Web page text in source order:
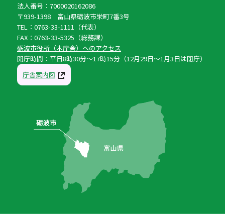
法人番号：7000020162086
〒939-1398 富山県砺波市栄町7番3号
TEL：0763-33-1111（代表）
FAX：0763-33-5325（総務課）
砺波市役所（本庁舎）へのアクセス
開庁時間：平日8時30分〜17時15分（12月29日〜1月3日は閉庁）
庁舎案内図